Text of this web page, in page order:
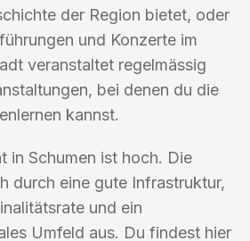
der Region bietet, oder
und Konzerte im
veranstaltet regelmässig
bei denen du die
kannst.
in Schumen ist hoch. Die
durch eine gute Infrastruktur,
und ein
Umfeld aus. Du findest hier